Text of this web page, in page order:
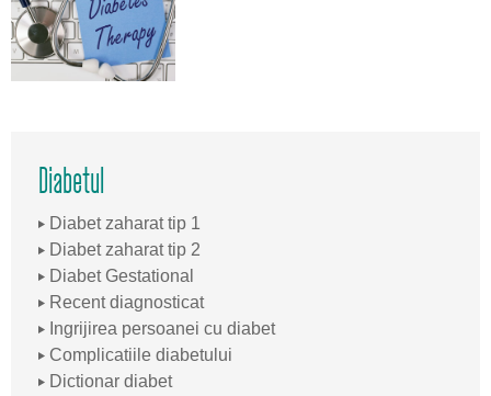
Diabetul
Diabet zaharat tip 1
Diabet zaharat tip 2
Diabet Gestational
Recent diagnosticat
Ingrijirea persoanei cu diabet
Complicatiile diabetului
Dictionar diabet